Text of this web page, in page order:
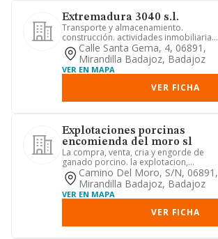
Extremadura 3040 s.l.
Transporte y almacenamiento.
construcción. actividades inmobiliarias.
comercio. agricultura. turismo
Calle Santa Gema, 4, 06891,
Mirandilla Badajoz, Badajoz
VER EN MAPA
VER FICHA
Explotaciones porcinas
encomienda del moro sl
La compra, venta, cria y engorde de
ganado porcino. la explotacion,
arrendamiento, compra y venta d...
Camino Del Moro, S/n, 06891,
Mirandilla Badajoz, Badajoz
VER EN MAPA
VER FICHA